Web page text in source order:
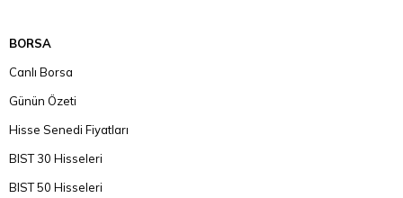
BORSA
Canlı Borsa
Günün Özeti
Hisse Senedi Fiyatları
BIST 30 Hisseleri
BIST 50 Hisseleri